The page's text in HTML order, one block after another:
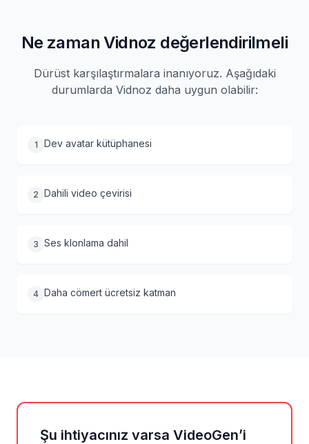
Ne zaman Vidnoz değerlendirilmeli
Dürüst karşılaştırmalara inanıyoruz. Aşağıdaki
durumlarda Vidnoz daha uygun olabilir:
1 Dev avatar kütüphanesi
2 Dahili video çevirisi
3 Ses klonlama dahil
4 Daha cömert ücretsiz katman
Şu ihtiyacınız varsa VideoGen’i